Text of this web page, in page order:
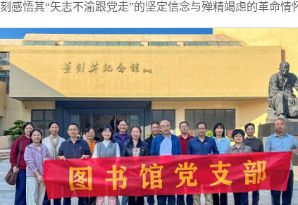
感悟其“矢志不渝跟党走”的坚定信念与殚精竭虑的革命情